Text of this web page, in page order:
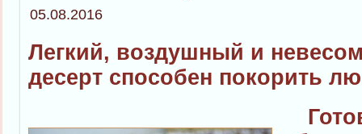
05.08.2016
Легкий, воздушный и
десерт способен покорить